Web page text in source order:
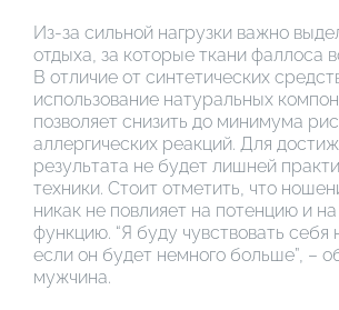
Из-за сильной нагрузки важно
отдыха, за которые ткани фаллоса
В отличие от синтетических
использование натуральных
позволяет снизить до минимума
аллергических реакций. Для
результата не будет лишней
техники. Стоит отметить, что
никак не повлияет на потенцию и
функцию. “Я буду чувствовать себя
если он будет немного больше”, –
мужчина.